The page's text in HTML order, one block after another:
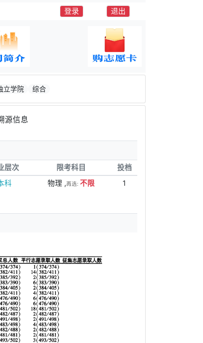
登录 退出
立学院 综合
源信息
层次 限考科目
投档
科 物理 ,再选: 不限 1